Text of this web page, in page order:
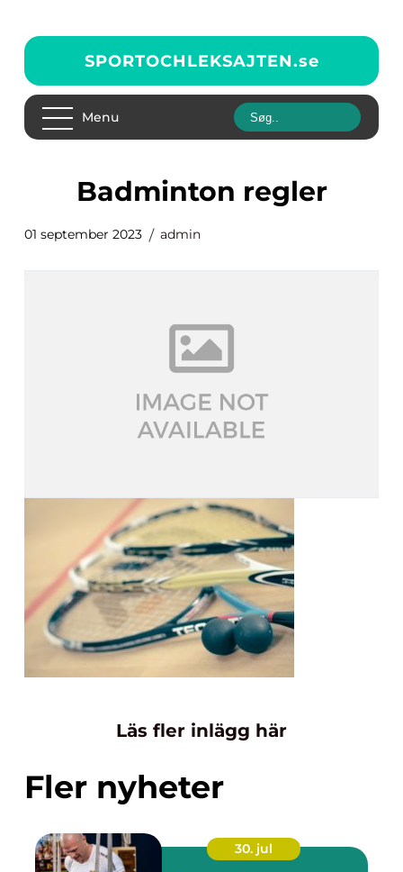
SPORTOCHLEKSAJTEN.se
Menu
badminton regler
01 september 2023 admin
Läs fler inlägg här
Fler nyheter
30. jul